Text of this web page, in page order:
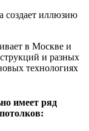
создает иллюзию
в Москве и
и разных
технологиях
имеет ряд